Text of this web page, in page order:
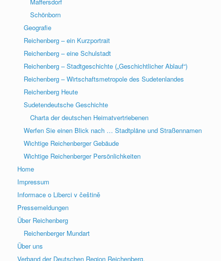
Schönborn
Geografie
Reichenberg – ein Kurzportrait
Reichenberg – eine Schulstadt
Reichenberg – Stadtgeschichte („Geschichtlicher Ablauf“)
Reichenberg – Wirtschaftsmetropole des Sudetenlandes
Reichenberg Heute
Sudetendeutsche Geschichte
Charta der deutschen Heimatvertriebenen
Werfen Sie einen Blick nach … Stadtpläne und Straßennamen
Wichtige Reichenberger Gebäude
Wichtige Reichenberger Persönlichkeiten
Home
Impressum
Informace o Liberci v češtině
Pressemeldungen
Über Reichenberg
Reichenberger Mundart
Über uns
Verband der Deutschen Region Reichenberg,